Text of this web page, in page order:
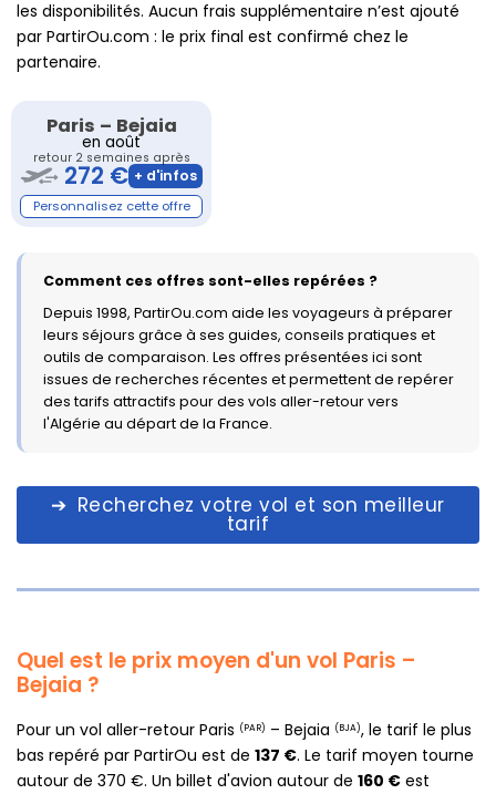
les disponibilités. Aucun frais supplémentaire n’est ajouté
par PartirOu.com : le prix final est confirmé chez le
partenaire.
Paris – Bejaia
en août
retour 2 semaines après
272 €
Comment ces offres sont-elles repérées ?
Depuis 1998, PartirOu.com aide les voyageurs à préparer
leurs séjours grâce à ses guides, conseils pratiques et
outils de comparaison. Les offres présentées ici sont
issues de recherches récentes et permettent de repérer
des tarifs attractifs pour des vols aller-retour vers
l'Algérie au départ de la France.
Recherchez votre vol et son meilleur
tarif
Quel est le prix moyen d'un vol Paris –
Bejaia ?
Pour un vol aller-retour Paris (PAR) – Bejaia (BJA), le tarif le plus
bas repéré par PartirOu est de 137 €. Le tarif moyen tourne
autour de 370 €. Un billet d'avion autour de 160 € est